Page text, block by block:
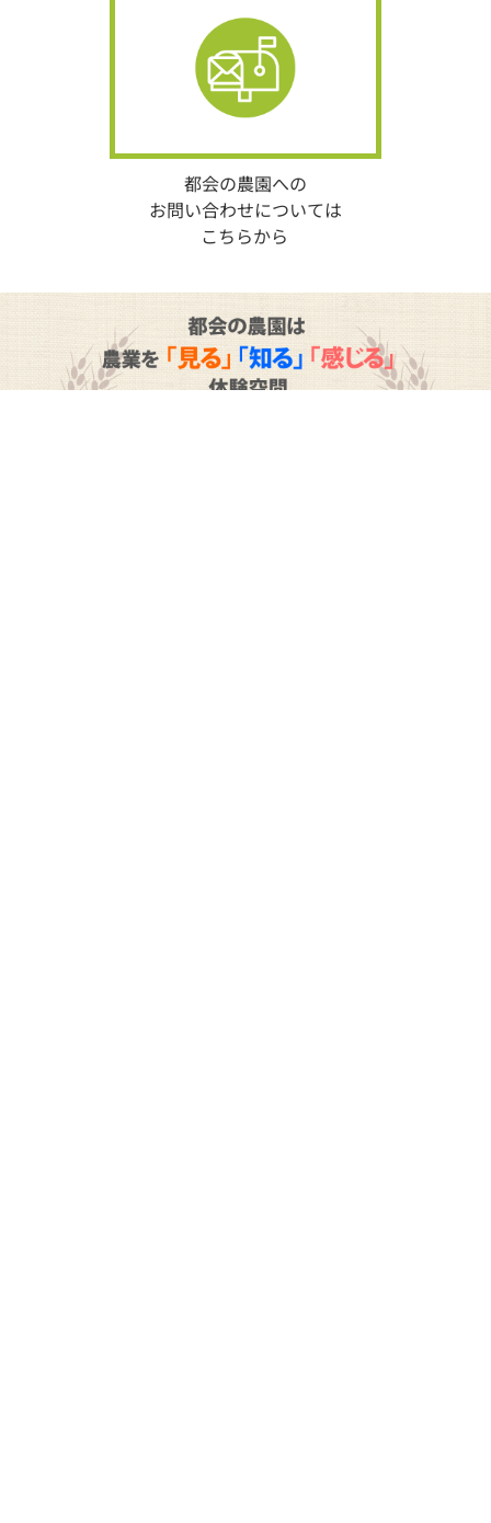
都会の農園への
お問い合わせについては
こちらから